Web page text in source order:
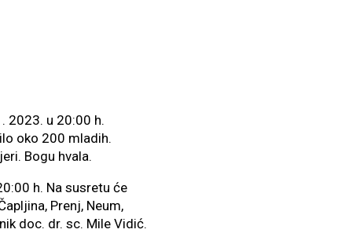
u 20:00 h.
oko 200 mladih.
Bogu hvala.
h. Na susretu će
Prenj, Neum,
doc. dr. sc. Mile Vidić.